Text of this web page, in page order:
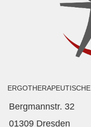
Bergmannstr. 32
01309 Dresden